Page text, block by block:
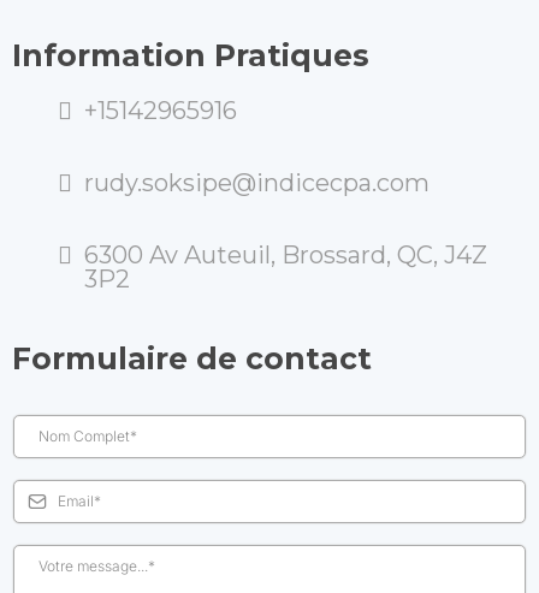
Information Pratiques
+15142965916
rudy.soksipe@indicecpa.com
6300 Av Auteuil, Brossard, QC, J4Z
3P2
Formulaire de contact